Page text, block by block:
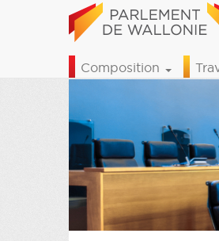
Composition